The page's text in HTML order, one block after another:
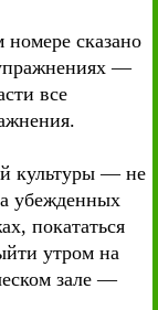
номере сказано
—
все
культуры — не
убежденных
покататься
утром на
зале —